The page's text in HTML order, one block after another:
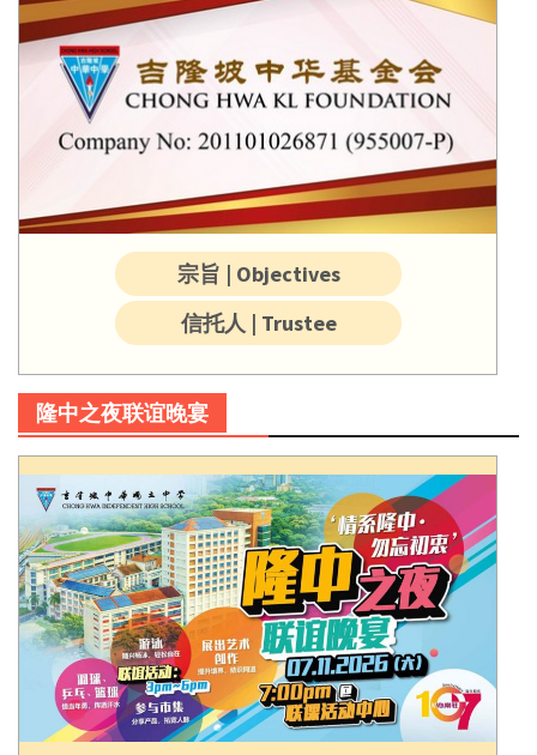
宗旨 | Objectives
信托人 | Trustee
隆中之夜联谊晚宴